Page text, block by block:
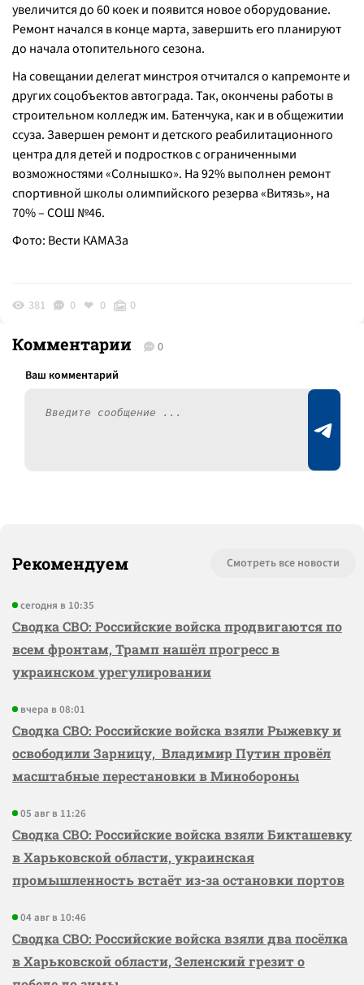
увеличится до 60 коек и появится новое оборудование.
Ремонт начался в конце марта, завершить его планируют
до начала отопительного сезона.
На совещании делегат минстроя отчитался о капремонте и
других соцобъектов автограда. Так, окончены работы в
строительном колледж им. Батенчука, как и в общежитии
ссуза. Завершен ремонт и детского реабилитационного
центра для детей и подростков с ограниченными
возможностями «Солнышко». На 92% выполнен ремонт
спортивной школы олимпийского резерва «Витязь», на
70% – СОШ №46.
Фото: Вести КАМАЗа
381 0 0 0
Комментарии 0
Рекомендуем Смотреть все новости
сегодня в 10:35
Сводка СВО: Российские войска продвигаются по
всем фронтам, Трамп нашёл прогресс в
украинском урегулировании
вчера в 08:01
Сводка СВО: Российские войска взяли Рыжевку и
освободили Зарницу, Владимир Путин провёл
масштабные перестановки в Минобороны
05 авг в 11:26
Сводка СВО: Российские войска взяли Бикташевку
в Харьковской области, украинская
промышленность встаёт из-за остановки портов
04 авг в 10:46
Сводка СВО: Российские войска взяли два посёлка
в Харьковской области, Зеленский грезит о